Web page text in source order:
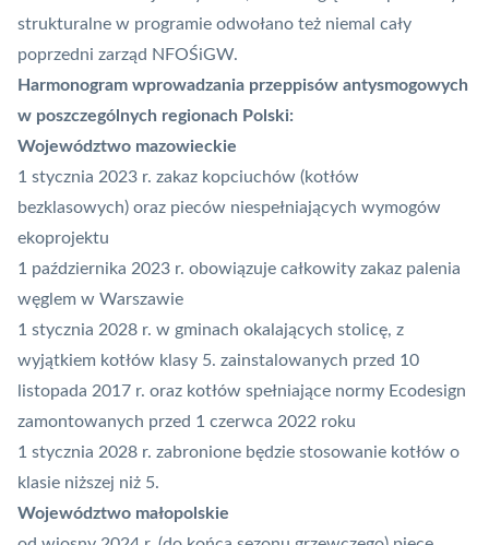
strukturalne w programie odwołano też niemal cały
poprzedni zarząd NFOŚiGW.
Harmonogram wprowadzania przeppisów antysmogowych
w poszczególnych regionach Polski:
Województwo mazowieckie
1 stycznia 2023 r. zakaz kopciuchów (kotłów
bezklasowych) oraz pieców niespełniających wymogów
ekoprojektu
1 października 2023 r. obowiązuje całkowity zakaz palenia
węglem w Warszawie
1 stycznia 2028 r. w gminach okalających stolicę, z
wyjątkiem kotłów klasy 5. zainstalowanych przed 10
listopada 2017 r. oraz kotłów spełniające normy Ecodesign
zamontowanych przed 1 czerwca 2022 roku
1 stycznia 2028 r. zabronione będzie stosowanie kotłów o
klasie niższej niż 5.
Województwo małopolskie